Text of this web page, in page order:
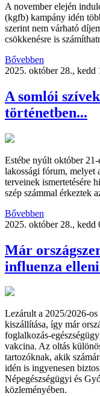
A november elején
(kgfb) kampány idén
szerint nem várható
csökkenésre is
Bővebben
2025. október 28., kedd
A somlói
történetben...
Estébe nyúlt október
lakossági fórum, melyet
terveinek ismertetésére
szép számmal érkeztek
Bővebben
2025. október 28., kedd
Már
influenza
Lezárult a 2025/2026-
kiszállítása, így már
foglalkozás-
vakcina. Az oltás
tartozóknak, akik
idén is ingyenesen
Népegészségügyi és
közleményében.